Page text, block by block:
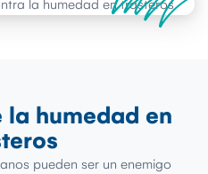
la humedad en
pueden ser un enemigo